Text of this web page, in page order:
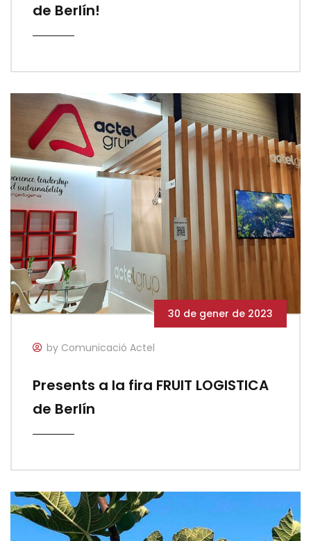
de Berlín!
30 de gener de 2023
by Comunicació Actel
Presents a la fira FRUIT LOGISTICA
de Berlín